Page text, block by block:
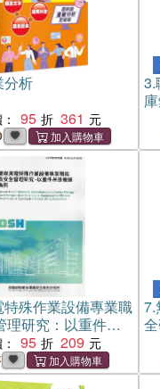
分析
95 361
3.
殊作業設備專業職
理研究：以重件吊
95 209
7.